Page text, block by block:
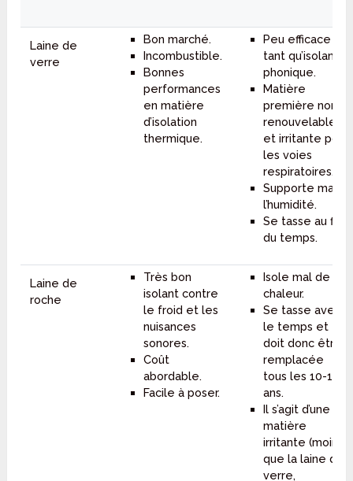
Laine de
verre
Bon marché.
Incombustible.
Bonnes
performances
en matière
d’isolation
thermique.
Peu efficace en
tant qu’isolant
phonique.
Matière
première non
renouvelable
et irritante pour
les voies
respiratoires.
Supporte mal
l’humidité.
Se tasse au fil
du temps.
Laine de
roche
Très bon
isolant contre
le froid et les
nuisances
sonores.
Coût
abordable.
Facile à poser.
Isole mal de la
chaleur.
Se tasse avec
le temps et
doit donc être
remplacée
tous les 10-15
ans.
Il s’agit d’une
matière
irritante (moins
que la laine de
verre,